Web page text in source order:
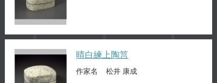
晴白練上陶筥
作家名 松井 康成